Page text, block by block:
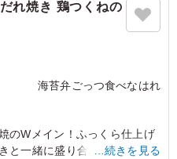
れ焼き 鶏つくねの
海苔弁ごっつ食べなはれ
のWメイン！ふっくら仕上げ
と一緒に盛り合わせました。
…続きを見る